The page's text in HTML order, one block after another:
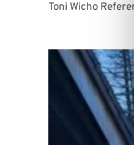
Toni Wicho